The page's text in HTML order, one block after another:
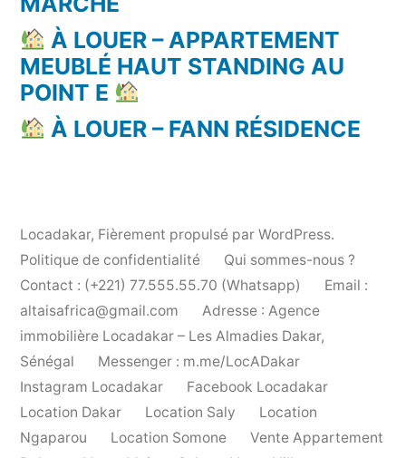
À LOUER – APPARTEMENT
MEUBLÉ HAUT STANDING AU
POINT E
À LOUER – FANN RÉSIDENCE
Locadakar, Fièrement propulsé par WordPress.
Politique de confidentialité
Qui sommes-nous ?
Contact : (+221) 77.555.55.70 (Whatsapp)
Email :
altaisafrica@gmail.com
Adresse : Agence
immobilière Locadakar – Les Almadies Dakar,
Sénégal
Messenger : m.me/LocADakar
Instagram Locadakar
Facebook Locadakar
Location Dakar
Location Saly
Location
Ngaparou
Location Somone
Vente Appartement